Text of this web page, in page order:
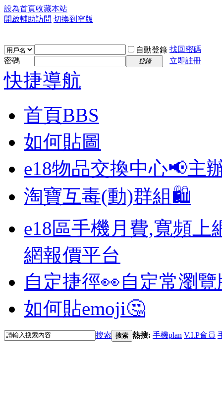
設為首頁收藏本站
開啟輔助訪問 切換到窄版
自動登錄 找回密碼
密碼
登錄 立即註冊
快捷導航
首頁BBS
如何貼圖
e18物品交換中心📢主
淘寶互毒(動)群組🛍️
e18區手機月費,寬頻上
網報價平台
自定捷徑👀自定常瀏
如何貼emoji🤔
搜索 搜索 熱搜: 手機plan V.I.P會員